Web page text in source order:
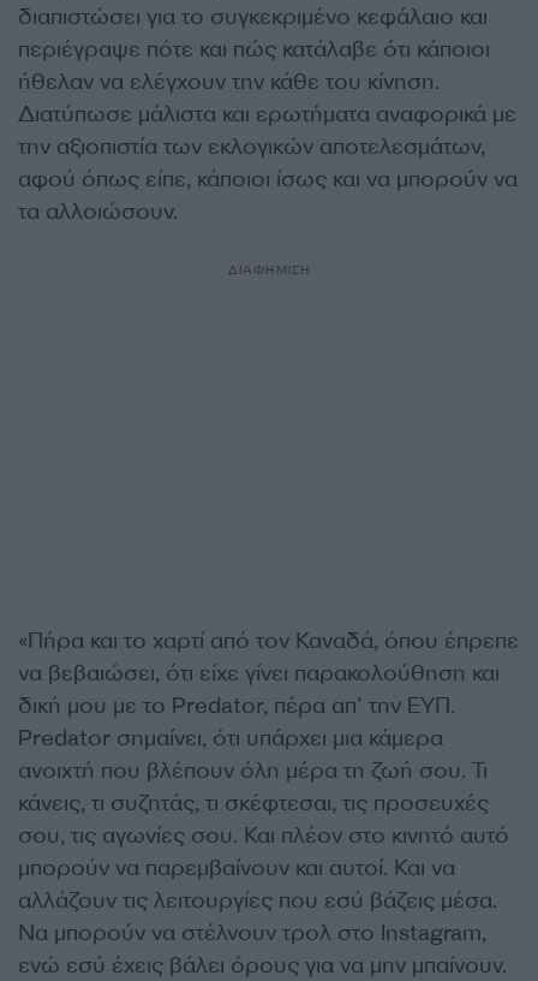
διαπιστώσει για το συγκεκριμένο κεφάλαιο και
περιέγραψε πότε και πώς κατάλαβε ότι κάποιοι
ήθελαν να ελέγχουν την κάθε του κίνηση.
Διατύπωσε μάλιστα και ερωτήματα αναφορικά με
την αξιοπιστία των εκλογικών αποτελεσμάτων,
αφού όπως είπε, κάποιοι ίσως και να μπορούν να
τα αλλοιώσουν.
ΔΙΑΦΗΜΙΣΗ
«Πήρα και το χαρτί από τον Καναδά, όπου έπρεπε
να βεβαιώσει, ότι είχε γίνει παρακολούθηση και
δική μου με το Predator, πέρα απ’ την ΕΥΠ.
Predator σημαίνει, ότι υπάρχει μια κάμερα
ανοιχτή που βλέπουν όλη μέρα τη ζωή σου. Τι
κάνεις, τι συζητάς, τι σκέφτεσαι, τις προσευχές
σου, τις αγωνίες σου. Και πλέον στο κινητό αυτό
μπορούν να παρεμβαίνουν και αυτοί. Και να
αλλάζουν τις λειτουργίες που εσύ βάζεις μέσα.
Να μπορούν να στέλνουν τρολ στο Instagram,
ενώ εσύ έχεις βάλει όρους για να μην μπαίνουν.